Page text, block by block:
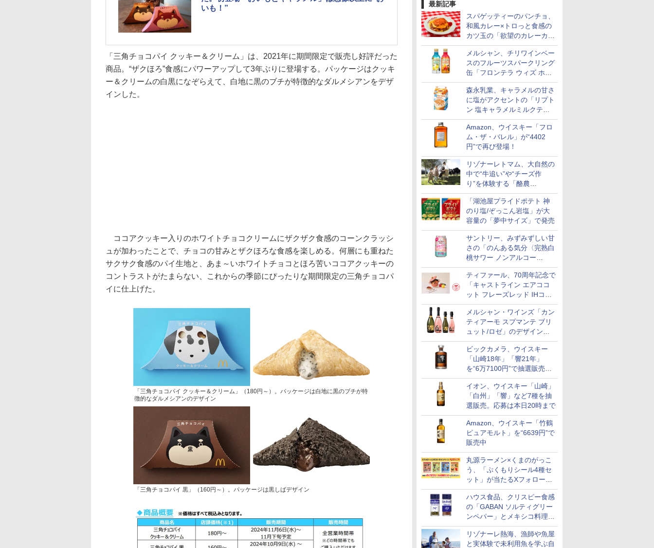
最新記事
スパゲッティーのパンチョ、
和風カレー×トロっと食感の
カツ玉の「欲望のカレーカツ
玉スパ」発売
メルシャン、チリワインベー
スのフルーツスパークリング
缶「フロンテラ ウィズ ホワ
イトレモン/カシスオレン
ジ」発売
森永乳業、キャラメルの甘さ
に塩がアクセントの「リプト
ン 塩キャラメルミルクティ
ー」限定発売
Amazon、ウイスキー「フロ
ム・ザ・バレル」が“4402
円”で再び登場！
リゾナーレトマム、大自然の
中で“牛追い”や“チーズ作
り”を体験する「酪農
Academy～夏休みの自由研
究～」を実施中
「湖池屋プライドポテト 神
のり塩/ぞっこん岩塩」が大
容量の「夢中サイズ」で発売
サントリー、みずみずしい甘
さの「のんある気分〈完熟白
桃サワー ノンアルコー
ル〉」限定発売
ティファール、70周年記念で
「キャストライン エアココ
ット フレーズレッド IHココ
ット鍋 24cm」数量限定発売
メルシャン・ワインズ「カン
ティアーモ スプマンテ ブリ
ュット/ロゼ」のデザインを
リニューアル。ハーフボトル
も登場
ビックカメラ、ウイスキー
「山崎18年」「響21年」
を“6万7100円”で抽選販売。
店頭で9日まで受付
イオン、ウイスキー「山崎」
「白州」「響」など7種を抽
選販売。応募は本日20時まで
Amazon、ウイスキー「竹鶴
ピュアモルト」を“6639円”で
販売中
丸源ラーメン×くまのがっこ
う、「ぷくもりシール4種セ
ット」が当たるXフォロー＆
リポストキャンペーン実施
ハウス食品、クリスピー食感
の「GABAN ソルティグリー
ンペパー」とメキシコ料理に
合う「GABAN チポトレペパ
ー」発売
リゾナーレ熱海、漁師や魚屋
と実体験で未利用魚を学ぶ自
いも！”
「三角チョコパイ クッキー＆クリーム」は、2021年に期間限定で販売し好評だった
商品。“ザクほろ”食感にパワーアップして3年ぶりに登場する。パッケージはクッキ
ー＆クリームの白黒になぞらえて、白地に黒のブチが特徴的なダルメシアンをデザ
インした。
ココアクッキー入りのホワイトチョコクリームにザクザク食感のコーンクラッシ
ュが加わったことで、チョコの甘みとザクほろな食感を楽しめる。何層にも重ねた
サクサク食感のパイ生地と、あま～いホワイトチョコとほろ苦いココアクッキーの
コントラストがたまらない、これからの季節にぴったりな期間限定の三角チョコパ
イに仕上げた。
「三角チョコパイ クッキー＆クリーム」（180円～）。パッケージは白地に黒のブチが特
徴的なダルメシアンのデザイン
「三角チョコパイ 黒」（160円～）。パッケージは黒しばデザイン